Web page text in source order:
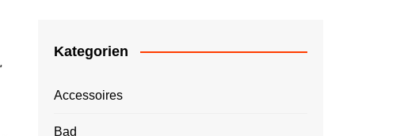
Kategorien
Accessoires
Bad